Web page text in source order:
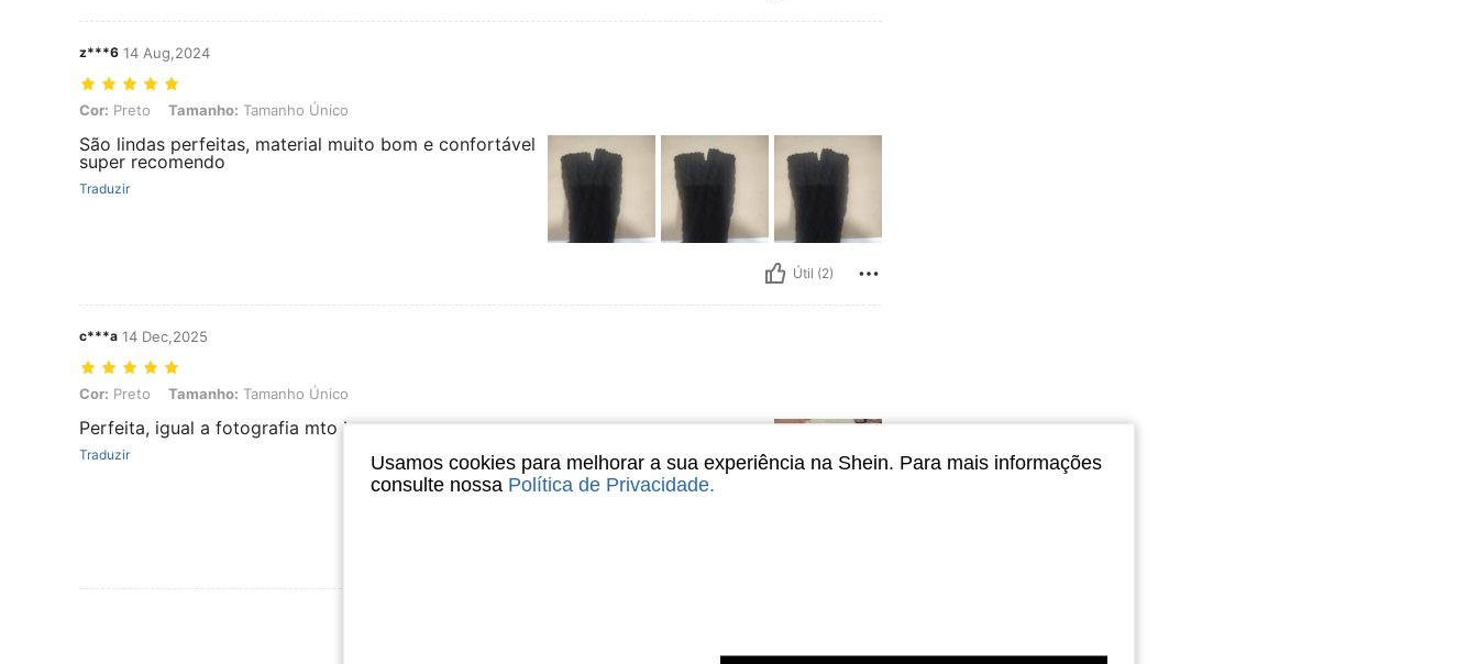
z***6 14 Aug,2024
Cor: Preto, Tamanho: Tamanho Único
Cor: Preto Tamanho: Tamanho Único
São lindas perfeitas, material muito bom e confortável
super recomendo
Traduzir
Útil (2)
c***a 14 Dec,2025
Cor: Preto, Tamanho: Tamanho Único
Cor: Preto Tamanho: Tamanho Único
Perfeita, igual a fotografia mto boa
Traduzir
Usamos cookies para melhorar a sua experiência na Shein. Para mais informações
consulte nossa Política de Privacidade.